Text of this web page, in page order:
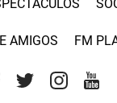
AMIGOS FM